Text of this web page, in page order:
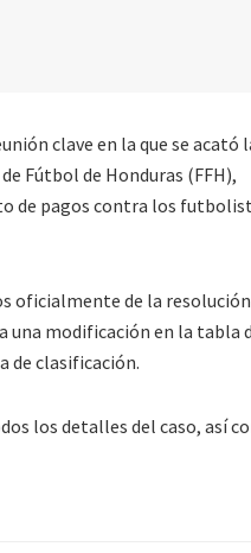
clave en la que se acató
Fútbol de Honduras (FFH),
de pagos contra los
oficialmente de la
una modificación en la tabla
de clasificación.
los detalles del caso, así